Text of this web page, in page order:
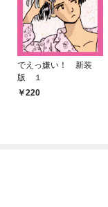
でえっ嫌い！ 新装
版 １
220